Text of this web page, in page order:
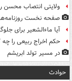
ولایتی انتصاب محسن
صفحه نخست روزنامه‌های
آیا ماءالشعیر برای
حکم اخراج ربیعی را
در مسیر تولد ابریشم
حوادث